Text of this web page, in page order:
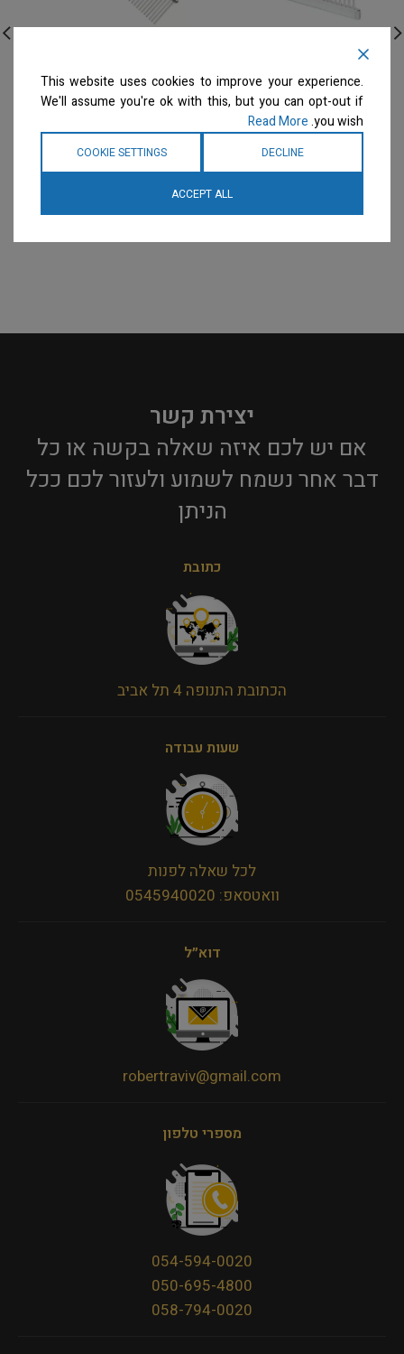
גס שיניים ארוכות M
מסרקים
המחיר ייחשף רק לבעלי
מספרות רשומיםצרו קשר
למידע נוסף
ס”מ 50/50
מסרקים
המחיר ייחשף רק לבעלי
מספרות רשומיםצרו קשר
למידע נוסף
יצירת קשר
אם יש לכם איזה שאלה בקשה או כל
דבר אחר נשמח לשמוע ולעזור לכם ככל
הניתן​
כתובת
הכתובת התנופה 4 תל אביב
שעות עבודה
לכל שאלה לפנות
וואטסאפ: 0545940020
דוא״ל
robertraviv@gmail.com
מספרי טלפון
054-594-0020
050-695-4800
058-794-0020
This website uses cookies to improve your experience.
We'll assume you're ok with this, but you can opt-out if
you wish.
Read More
DECLINE
COOKIE SETTINGS
ACCEPT ALL